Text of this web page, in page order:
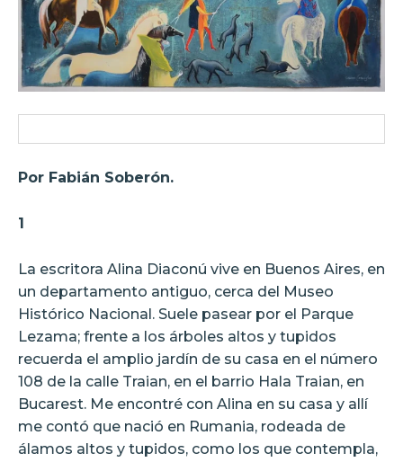
Por Fabián Soberón.
1
La escritora Alina Diaconú vive en Buenos Aires, en
un departamento antiguo, cerca del Museo
Histórico Nacional. Suele pasear por el Parque
Lezama; frente a los árboles altos y tupidos
recuerda el amplio jardín de su casa en el número
108 de la calle Traian, en el barrio Hala Traian, en
Bucarest. Me encontré con Alina en su casa y allí
me contó que nació en Rumania, rodeada de
álamos altos y tupidos, como los que contempla,